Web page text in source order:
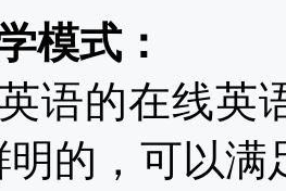
模式：
语的在线英
的，可以